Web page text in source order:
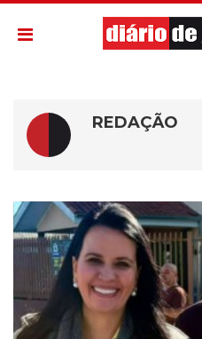
REDAÇÃO